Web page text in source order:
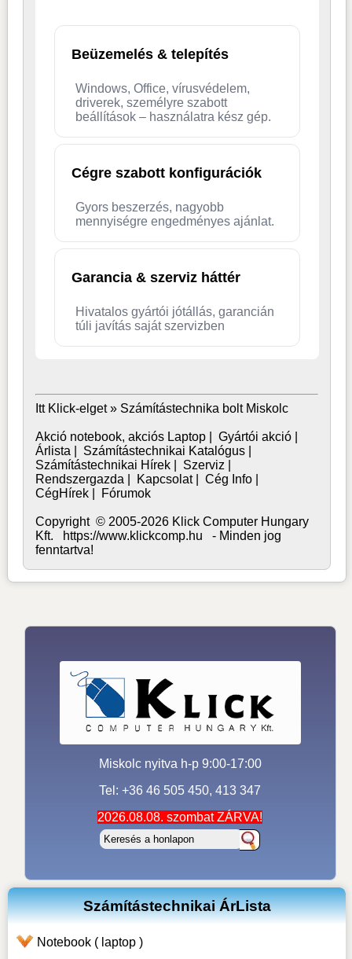
Beüzemelés & telepítés
Windows, Office, vírusvédelem,
driverek, személyre szabott
beállítások – használatra kész gép.
Cégre szabott konfigurációk
Gyors beszerzés, nagyobb
mennyiségre engedményes ajánlat.
Garancia & szerviz háttér
Hivatalos gyártói jótállás, garancián
túli javítás saját szervizben
Itt Klick-elget » Számítástechnika bolt Miskolc
Akció notebook, akciós Laptop |Gyártói akció
Árlista
Számítástechnikai Katalógus
Számítástechnikai Hírek
Szerviz
Rendszergazda
Kapcsolat|Cég Info
CégHírek
Fórumok
Copyright © 2005-2026 Klick Computer Hungary
Kft. https://www.klickcomp.hu - Minden jog
fenntartva!
Miskolc nyitva h-p 9:00-17:00
Tel: +36 46 505 450, 413 347
2026.08.08. szombat ZÁRVA!
Számítástechnikai ÁrLista
Notebook ( laptop )